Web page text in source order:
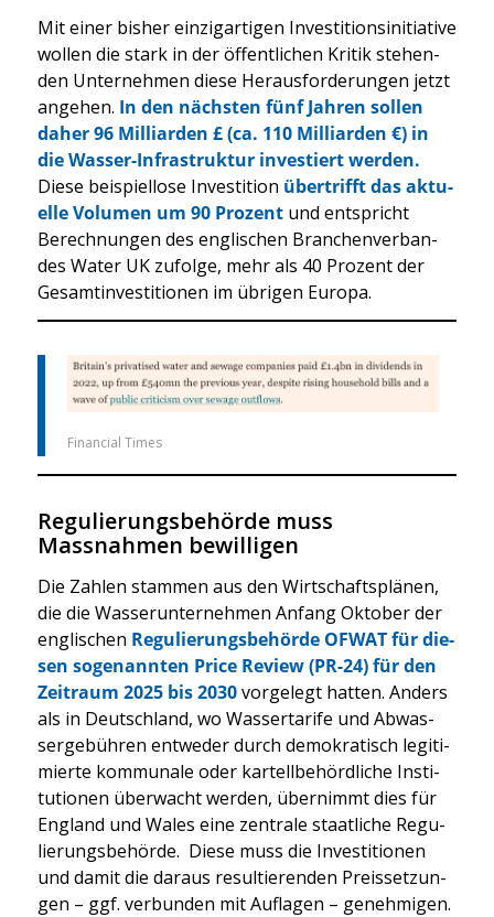
Mit einer bis­her ein­zig­ar­ti­gen Inves­ti­ti­ons­in­itia­ti­ve
wol­len die stark in der öffent­li­chen Kri­tik ste­hen­
den Unter­neh­men die­se Her­aus­for­de­run­gen jetzt
ange­hen. In den nächs­ten fünf Jah­ren sol­len
daher 96 Mil­li­ar­den £ (ca. 110 Mil­li­ar­den €) in
die Was­ser-Infra­struk­tur inves­tiert wer­den.
Die­se bei­spiel­lo­se Inves­ti­ti­on über­trifft das aktu­
el­le Volu­men um 90 Pro­zent und ent­spricht
Berech­nun­gen des eng­li­schen Bran­chen­ver­ban­
des Water UK zufol­ge, mehr als 40 Pro­zent der
Gesamt­in­ves­ti­tio­nen im übri­gen Euro­pa.
Finan­cial Times
Regulierungsbehörde muss
Massnahmen bewilligen
Die Zah­len stam­men aus den Wirt­schafts­plä­nen,
die die Was­ser­un­ter­neh­men Anfang Okto­ber der
eng­li­schen Regu­lie­rungs­be­hör­de OFWAT für die­
sen soge­nann­ten Pri­ce Review (PR-24) für den
Zeit­raum 2025 bis 2030vor­ge­legt hat­ten. Anders
als in Deutsch­land, wo Was­ser­ta­ri­fe und Abwas­
ser­ge­büh­ren ent­we­der durch demo­kra­tisch legi­ti­
mier­te kom­mu­na­le oder kar­tell­be­hörd­li­che Insti­
tu­tio­nen über­wacht wer­den, über­nimmt dies für
Eng­land und Wales eine zen­tra­le staat­li­che Regu­
lie­rungs­be­hör­de. Die­se muss die Inves­ti­tio­nen
und damit die dar­aus resul­tie­ren­den Preis­set­zun­
gen – ggf. ver­bun­den mit Auf­la­gen – geneh­mi­gen.